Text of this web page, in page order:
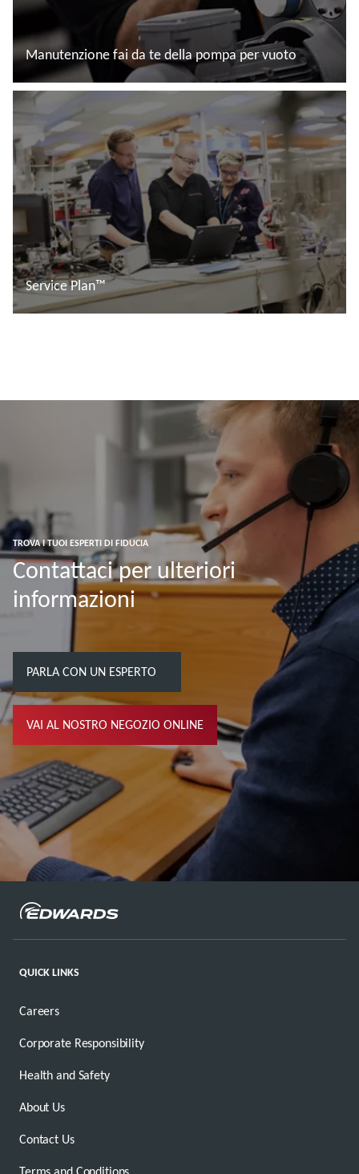
Manutenzione fai da te della pompa per vuoto
Leggi di più
Service Plan™
TROVA I TUOI ESPERTI DI FIDUCIA
Contattaci per ulteriori
informazioni
PARLA CON UN ESPERTO
VAI AL NOSTRO NEGOZIO ONLINE
QUICK LINKS
Careers
Corporate Responsibility
Health and Safety
About Us
Contact Us